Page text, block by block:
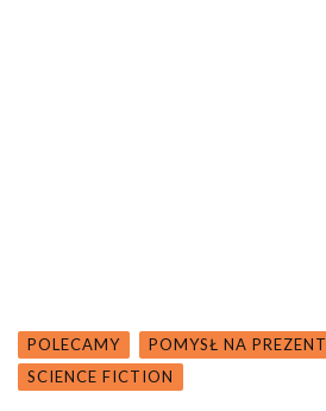
POLECAMY POMYSŁ NA PREZENT
SCIENCE FICTION